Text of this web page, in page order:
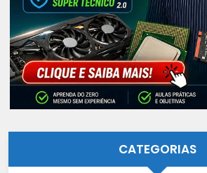
CATEGORIAS